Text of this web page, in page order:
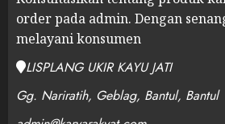
order pada admin. Dengan
melayani konsumen
LISPLANG UKIR KAYU JATI
Gg. Nariratih, Geblag, Bantul, Bantul